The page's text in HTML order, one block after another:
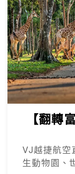
【翻轉
VJ越捷航空
生動物園、